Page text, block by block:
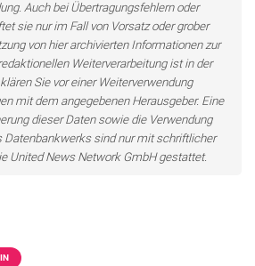
Auch bei Übertragungsfehlern oder
sie nur im Fall von Vorsatz oder grober
von hier archivierten Informationen zur
Weiterverarbeitung ist in der
Sie vor einer Weiterverwendung
mit dem angegebenen Herausgeber. Eine
dieser Daten sowie die Verwendung
Datenbankwerks sind nur mit schriftlicher
United News Network GmbH gestattet.